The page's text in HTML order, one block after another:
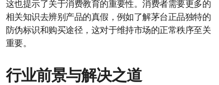
这也提示了关于消费教育的重要性。消费者需要更多的
相关知识去辨别产品的真假，例如了解茅台正品独特的
防伪标识和购买途径，这对于维持市场的正常秩序至关
重要。
行业前景与解决之道